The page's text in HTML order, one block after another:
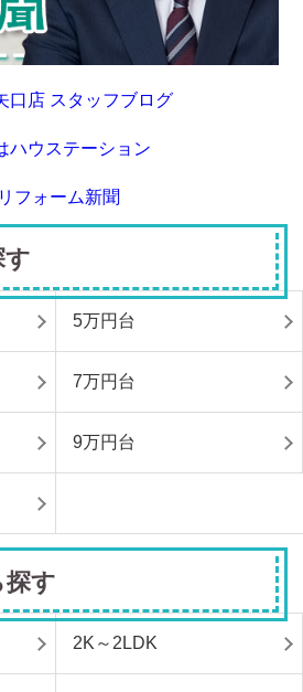
す
5万円台
7万円台
9万円台
探す
2K～2LDK